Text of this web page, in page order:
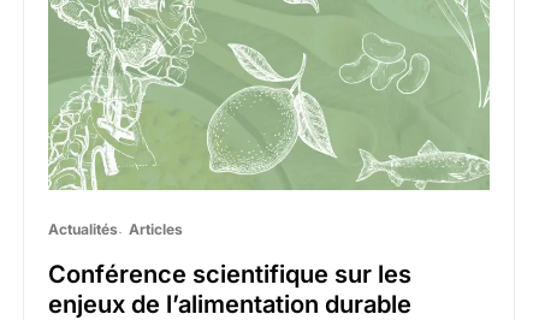
Actualités Articles
Conférence scientifique sur les
enjeux de l’alimentation durable